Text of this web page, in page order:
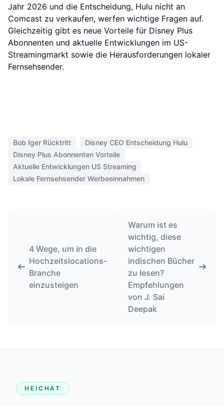
Jahr 2026 und die Entscheidung, Hulu nicht an
Comcast zu verkaufen, werfen wichtige Fragen auf.
Gleichzeitig gibt es neue Vorteile für Disney Plus
Abonnenten und aktuelle Entwicklungen im US-
Streamingmarkt sowie die Herausforderungen lokaler
Fernsehsender.
Bob Iger Rücktritt
Disney CEO Entscheidung Hulu
Disney Plus Abonnenten Vorteile
Aktuelle Entwicklungen US Streaming
Lokale Fernsehsender Werbeeinnahmen
4 Wege, um in die
Hochzeitslocations-
Branche
einzusteigen
Warum ist es
wichtig, diese
wichtigen
indischen Bücher
zu lesen?
Empfehlungen
von J. Sai
Deepak
HEICHAT